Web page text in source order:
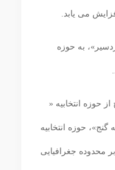
می‏ یابد.
به حوزه
حوزه انتخابیه «
حوزه انتخابیه
محدوده جغرافیایی